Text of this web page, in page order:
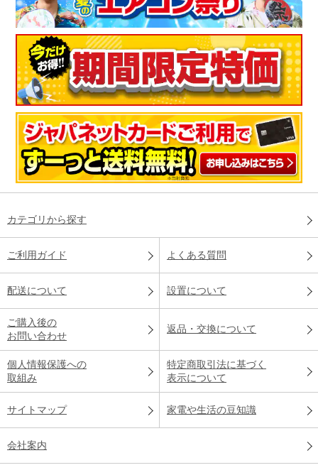
カテゴリから探す
ご利用ガイド よくある質問
配送について 設置について
ご購入後の
お問い合わせ
返品・交換について
個人情報保護への
取組み
特定商取引法に基づく
表示について
サイトマップ 家電や生活の豆知識
会社案内